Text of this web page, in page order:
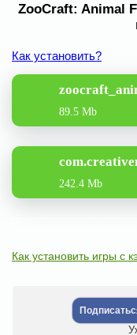
ZooCraft: Animal
Как установить?
89.5 Mb
242.4 Mb
Как установить игры с